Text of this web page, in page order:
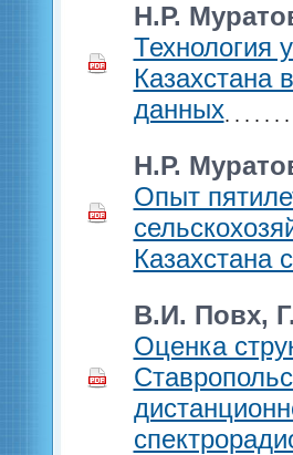
Н.Р.
Технология
Казахстана
данных
Н.Р.
Опыт
Казахстана
В.И. Повх,
Оценка